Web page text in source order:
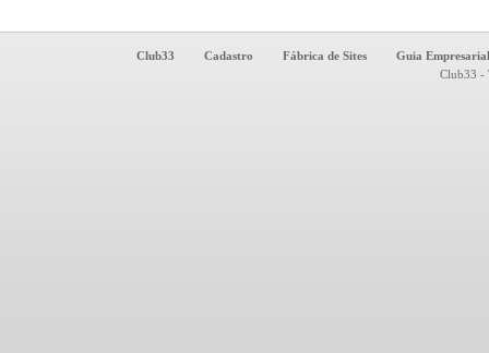
Club33 Cadastro Fábrica de Sites
Guia
Club33 -